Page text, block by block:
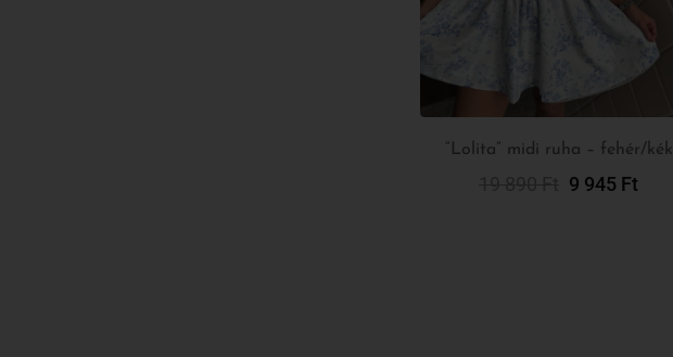
“Lolita” midi ruha – fehér/kék
9 945 Ft